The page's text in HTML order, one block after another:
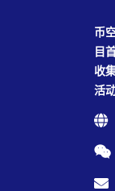
币
目
收
活